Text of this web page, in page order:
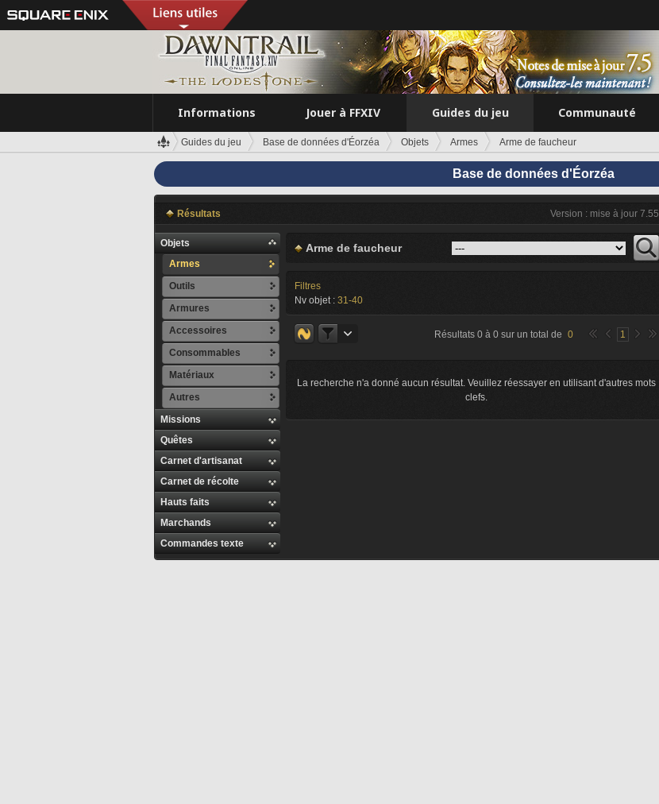
Informations Jouer à FFXIV Guides du jeu Communauté
Guides du jeu Base de données d'Éorzéa Objets Armes Arme de faucheur
Base de données d'Éorzéa
Résultats Version : mise à jour 7.55
Objets
Armes
Outils
Armures
Accessoires
Consommables
Matériaux
Autres
Missions
Quêtes
Carnet d'artisanat
Carnet de récolte
Hauts faits
Marchands
Commandes texte
Arme de faucheur
Filtres
Nv objet : 31-40
Résultats 0 à 0 sur un total de 0 1
La recherche n'a donné aucun résultat. Veuillez réessayer en utilisant d'autres mots
clefs.